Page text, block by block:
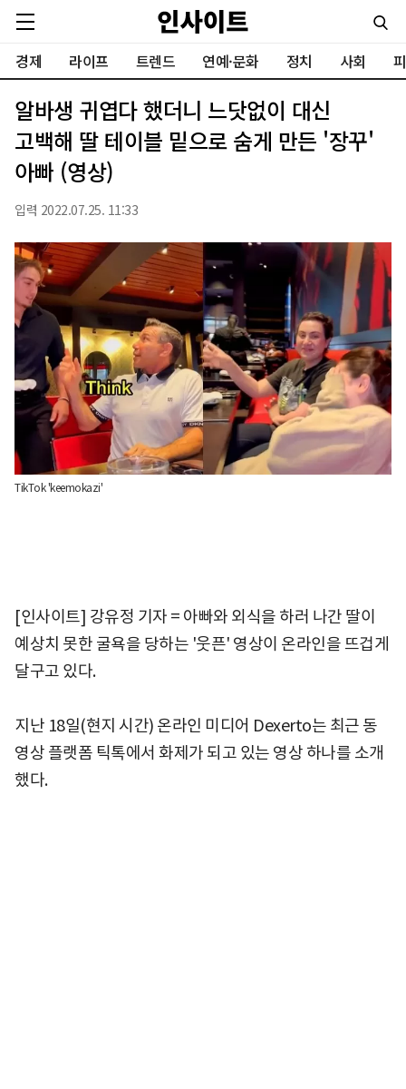
경제 라이프 트렌드 연예·문화 정치 사회
알바생 귀엽다 했더니 느닷없이 대신
고백해 딸 테이블 밑으로 숨게 만든 '장꾸'
아빠 (영상)
입력 2022.07.25. 11:33
TikTok 'keemokazi'
[인사이트] 강유정 기자 = 아빠와 외식을 하러 나간 딸이
예상치 못한 굴욕을 당하는 '웃픈' 영상이 온라인을 뜨겁게
달구고 있다.
지난 18일(현지 시간) 온라인 미디어 Dexerto는 최근 동
영상 플랫폼 틱톡에서 화제가 되고 있는 영상 하나를 소개
했다.